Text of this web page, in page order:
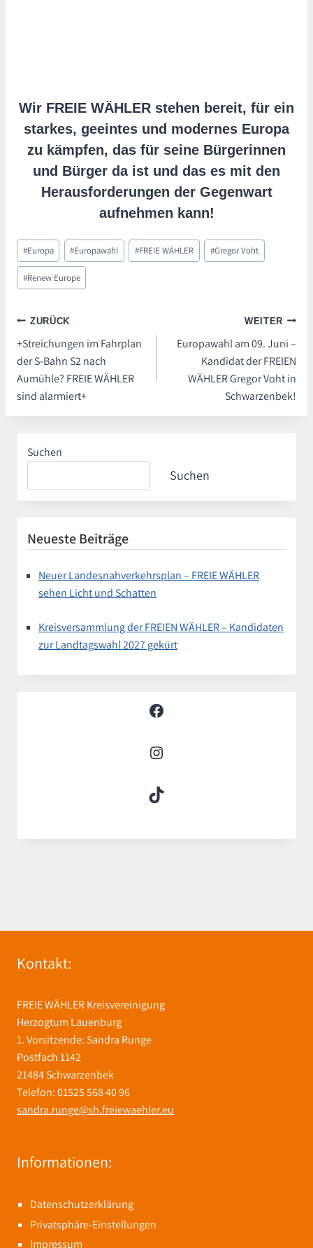
Wir FREIE WÄHLER stehen bereit, für ein
starkes, geeintes und modernes Europa
zu kämpfen, das für seine Bürgerinnen
und Bürger da ist und das es mit den
Herausforderungen der Gegenwart
aufnehmen kann!
Schlagworte:
#Europa #Europawahl #FREIE WÄHLER #Gregor Voht
#Renew Europe
Beitragsnavigation
ZURÜCK
+Streichungen im Fahrplan
der S-Bahn S2 nach
Aumühle? FREIE WÄHLER
sind alarmiert+
WEITER
Europawahl am 09. Juni –
Kandidat der FREIEN
WÄHLER Gregor Voht in
Schwarzenbek!
Suchen
Suchen
Neueste Beiträge
Neuer Landesnahverkehrsplan – FREIE WÄHLER
sehen Licht und Schatten
Kreisversammlung der FREIEN WÄHLER – Kandidaten
zur Landtagswahl 2027 gekürt
Facebook
Instagram
TikTok
Kontakt:
FREIE WÄHLER Kreisvereinigung
Herzogtum Lauenburg
1. Vorsitzende: Sandra Runge
Postfach 1142
21484 Schwarzenbek
Telefon: 01525 568 40 96
sandra.runge@sh.freiewaehler.eu
Informationen:
Datenschutzerklärung
Privatsphäre-Einstellungen
Impressum